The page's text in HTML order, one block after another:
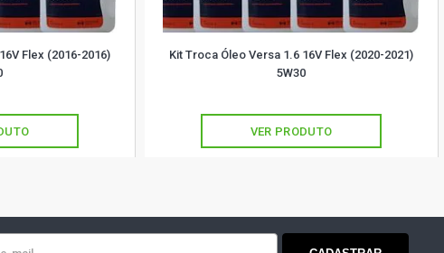
Flex (2016-2016)
Kit Troca Óleo Versa 1.6 16V Flex (2020-2021)
5W30
VER PRODUTO